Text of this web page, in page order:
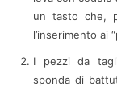
un tasto che,
l’inserimento ai
I pezzi da
sponda di